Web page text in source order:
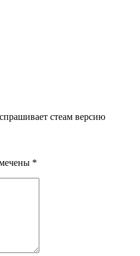
стеам версию
*